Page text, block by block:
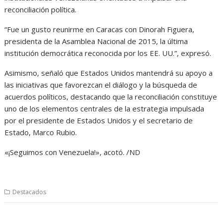
reconciliación política.
“Fue un gusto reunirme en Caracas con Dinorah Figuera,
presidenta de la Asamblea Nacional de 2015, la última
institución democrática reconocida por los EE. UU.”, expresó.
Asimismo, señaló que Estados Unidos mantendrá su apoyo a
las iniciativas que favorezcan el diálogo y la búsqueda de
acuerdos políticos, destacando que la reconciliación constituye
uno de los elementos centrales de la estrategia impulsada
por el presidente de Estados Unidos y el secretario de
Estado, Marco Rubio.
«¡Seguimos con Venezuela!», acotó. /ND
Destacados